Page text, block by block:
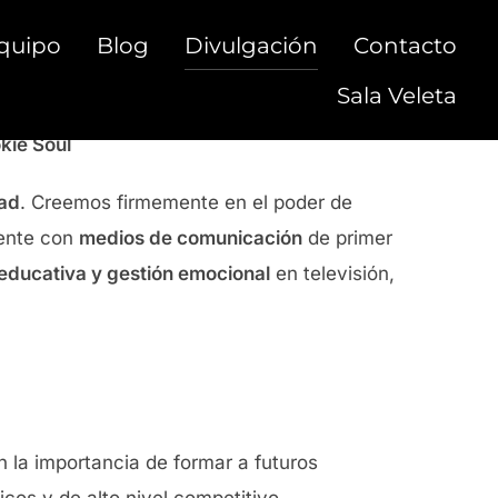
Blog Divulgación
Contacto
Sala Veleta
Soul
. Creemos firmemente en el poder de
con medios de comunicación de primer
y gestión emocional en televisión,
la importancia de formar a futuros